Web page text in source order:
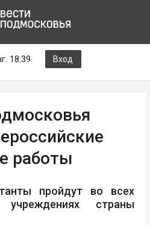
18:39 Вход
работы
пройдут во всех
учреждениях страны